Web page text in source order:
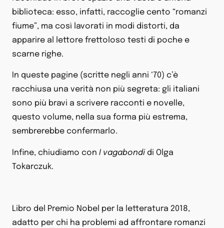
biblioteca: esso, infatti, raccoglie cento “romanzi
fiume”, ma così lavorati in modi distorti, da
apparire al lettore frettoloso testi di poche e
scarne righe.
In queste pagine (scritte negli anni ‘70) c’è
racchiusa una verità non più segreta: gli italiani
sono più bravi a scrivere racconti e novelle,
questo volume, nella sua forma più estrema,
sembrerebbe confermarlo.
Infine, chiudiamo con I vagabondi di Olga
Tokarczuk.
Libro del Premio Nobel per la letteratura 2018,
adatto per chi ha problemi ad affrontare romanzi